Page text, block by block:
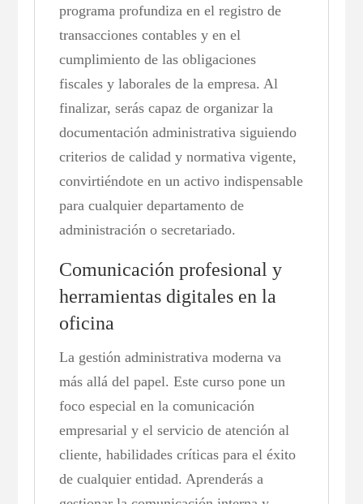
programa profundiza en el registro de
transacciones contables y en el
cumplimiento de las obligaciones
fiscales y laborales de la empresa. Al
finalizar, serás capaz de organizar la
documentación administrativa siguiendo
criterios de calidad y normativa vigente,
convirtiéndote en un activo indispensable
para cualquier departamento de
administración o secretariado.
Comunicación profesional y
herramientas digitales en la
oficina
La gestión administrativa moderna va
más allá del papel. Este curso pone un
foco especial en la comunicación
empresarial y el servicio de atención al
cliente, habilidades críticas para el éxito
de cualquier entidad. Aprenderás a